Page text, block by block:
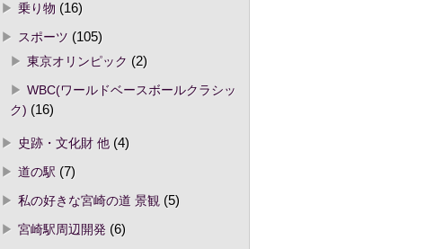
乗り物 (16)
スポーツ (105)
東京オリンピック (2)
WBC(ワールドベースボールクラシッ
ク) (16)
史跡・文化財 他(4)
道の駅 (7)
私の好きな宮崎の道 景観 (5)
宮崎駅周辺開発(6)